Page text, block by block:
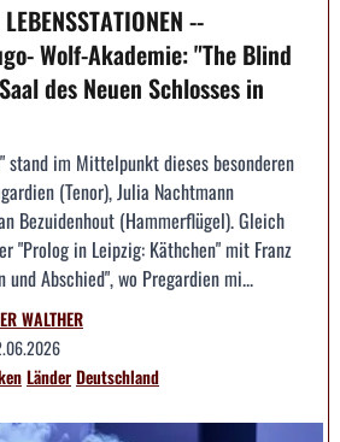
--
Wolf-Akademie: "The Blind
des Neuen Schlosses in
stand im Mittelpunkt dieses besonderen
(Tenor), Julia Nachtmann
Bezuidenhout (Hammerflügel). Gleich
"Prolog in Leipzig: Käthchen" mit Franz
Abschied", wo Pregardien mi...
WALTHER
LänderDeutschland